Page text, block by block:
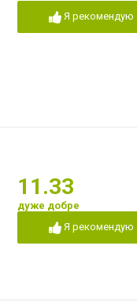
Я рекомендую
11.33
дуже добре
Я рекомендую